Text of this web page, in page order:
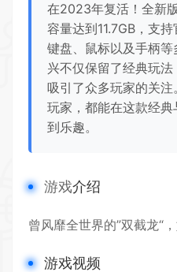
在2023年复活！全新
容量达到11.7GB，支
键盘、鼠标以及手柄
兴不仅保留了经典玩法
吸引了众多玩家的关
玩家，都能在这款经
到乐趣。
游戏介绍
曾风靡全世界的”双截龙“
游戏视频